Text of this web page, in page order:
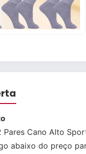
Pares Cano Alto
abaixo do preço